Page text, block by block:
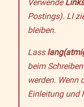
VerwendeLinks
Postings). LI
bleiben.
Lass
beim
werden. Wenn
Einleitung und